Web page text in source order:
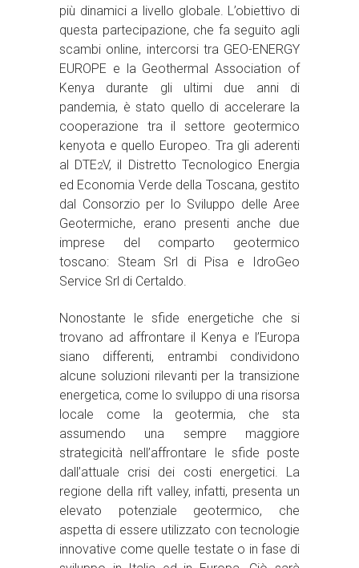
più dinamici a livello globale. L’obiettivo di
questa partecipazione, che fa seguito agli
scambi online, intercorsi tra GEO-ENERGY
EUROPE e la Geothermal Association of
Kenya durante gli ultimi due anni di
pandemia, è stato quello di accelerare la
cooperazione tra il settore geotermico
kenyota e quello Europeo. Tra gli aderenti
al DTE2V, il Distretto Tecnologico Energia
ed Economia Verde della Toscana, gestito
dal Consorzio per lo Sviluppo delle Aree
Geotermiche, erano presenti anche due
imprese del comparto geotermico
toscano: Steam Srl di Pisa e IdroGeo
Service Srl di Certaldo.
Nonostante le sfide energetiche che si
trovano ad affrontare il Kenya e l’Europa
siano differenti, entrambi condividono
alcune soluzioni rilevanti per la transizione
energetica, come lo sviluppo di una risorsa
locale come la geotermia, che sta
assumendo una sempre maggiore
strategicità nell’affrontare le sfide poste
dall’attuale crisi dei costi energetici. La
regione della rift valley, infatti, presenta un
elevato potenziale geotermico, che
aspetta di essere utilizzato con tecnologie
innovative come quelle testate o in fase di